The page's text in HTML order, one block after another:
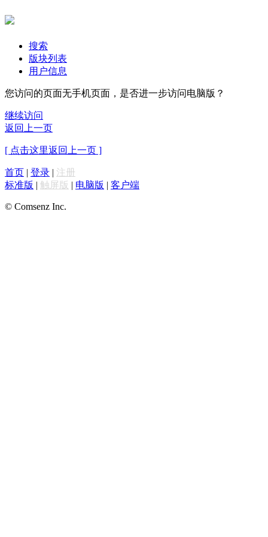
搜索
版块列表
用户信息
您访问的页面无手机页面，是否进一步访问电脑版？
继续访问
返回上一页
[ 点击这里返回上一页 ]
首页 | 登录 | 注册
标准版 | 触屏版 | 电脑版 | 客户端
© Comsenz Inc.